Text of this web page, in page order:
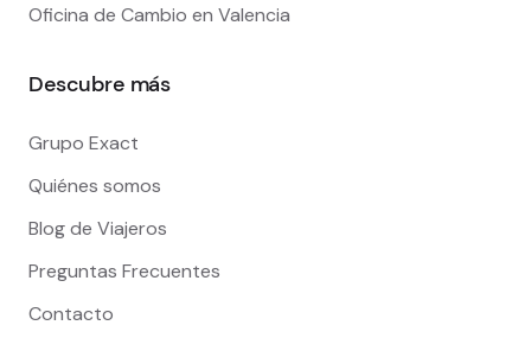
Oficina de Cambio en Valencia
Descubre más
Grupo Exact
Quiénes somos
Blog de Viajeros
Preguntas Frecuentes
Contacto